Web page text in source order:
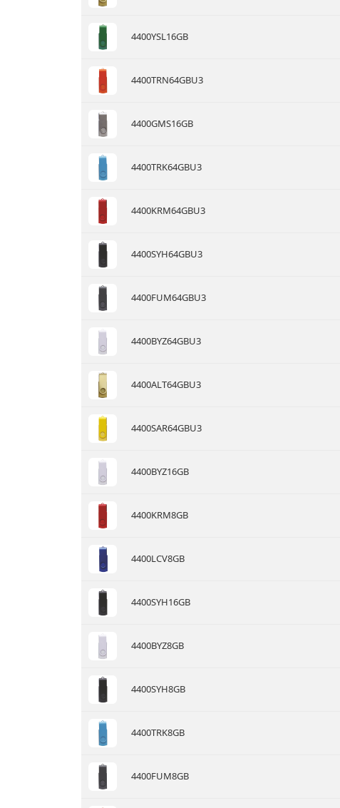
4400YSL16GB
4400TRN64GBU3
4400GMS16GB
4400TRK64GBU3
4400KRM64GBU3
4400SYH64GBU3
4400FUM64GBU3
4400BYZ64GBU3
4400ALT64GBU3
4400SAR64GBU3
4400BYZ16GB
4400KRM8GB
4400LCV8GB
4400SYH16GB
4400BYZ8GB
4400SYH8GB
4400TRK8GB
4400FUM8GB